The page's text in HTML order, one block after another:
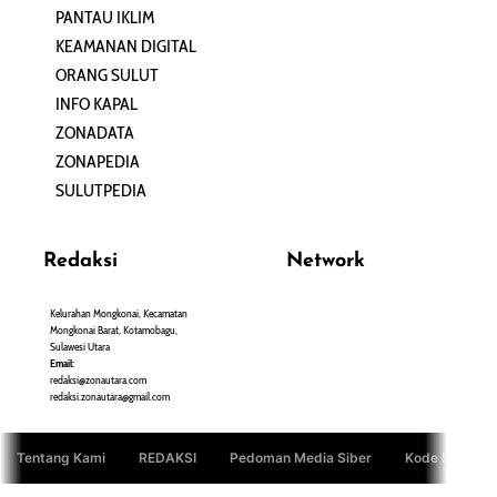
PANTAU IKLIM
KEAMANAN DIGITAL
ORANG SULUT
INFO KAPAL
ZONADATA
ZONAPEDIA
SULUTPEDIA
Redaksi
Kelurahan Mongkonai, Kecamatan
Mongkonai Barat, Kotamobagu,
Sulawesi Utara
Email:
redaksi@zonautara.com
redaksi.zonautara@gmail.com
Network
Tentang Kami REDAKSI Pedoman Media Siber Kode Etik